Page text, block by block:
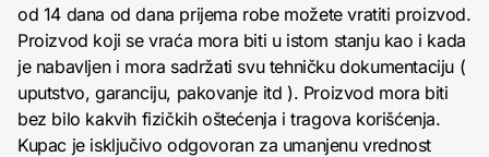
od 14 dana od dana prijema robe možete vratiti proizvod.
Proizvod koji se vraća mora biti u istom stanju kao i kada
je nabavljen i mora sadržati svu tehničku dokumentaciju (
uputstvo, garanciju, pakovanje itd ). Proizvod mora biti
bez bilo kakvih fizičkih oštećenja i tragova korišćenja.
Kupac je isključivo odgovoran za umanjenu vrednost